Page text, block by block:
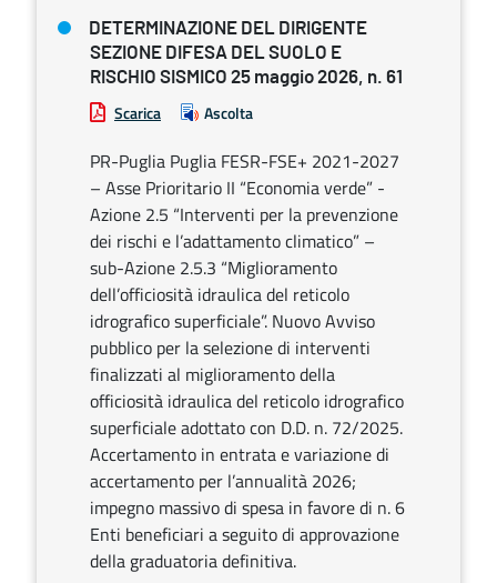
DETERMINAZIONE DEL DIRIGENTE
SEZIONE DIFESA DEL SUOLO E
RISCHIO SISMICO 25 maggio 2026, n. 61
Scarica Ascolta
PR-Puglia Puglia FESR-FSE+ 2021-2027
– Asse Prioritario II “Economia verde” -
Azione 2.5 “Interventi per la prevenzione
dei rischi e l’adattamento climatico” –
sub-Azione 2.5.3 “Miglioramento
dell’officiosità idraulica del reticolo
idrografico superficiale”. Nuovo Avviso
pubblico per la selezione di interventi
finalizzati al miglioramento della
officiosità idraulica del reticolo idrografico
superficiale adottato con D.D. n. 72/2025.
Accertamento in entrata e variazione di
accertamento per l’annualità 2026;
impegno massivo di spesa in favore di n. 6
Enti beneficiari a seguito di approvazione
della graduatoria definitiva.